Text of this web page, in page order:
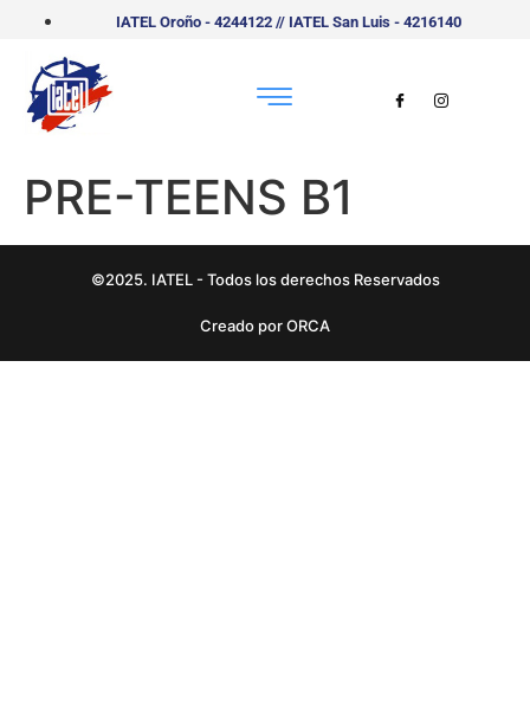
IATEL Oroño - 4244122 // IATEL San Luis - 4216140
PRE-TEENS B1
©2025. IATEL - Todos los derechos Reservados
Creado por ORCA